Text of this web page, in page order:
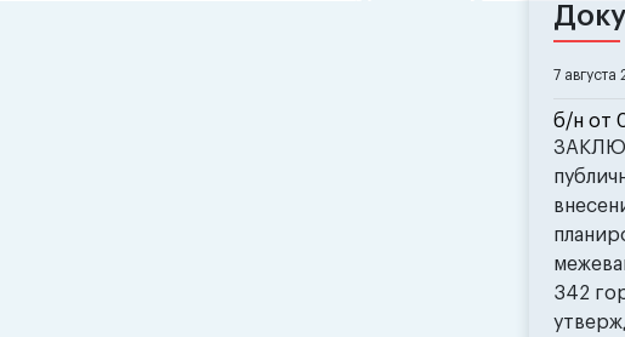
7 августа
б/н от
342